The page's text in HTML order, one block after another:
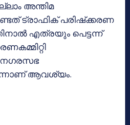
അന്തിമ
ട്രാഫിക് പരിഷ്‌ക്കരണ
എത്രയും പെട്ടന്ന്
നഗരസഭ
ആവശ്യം.